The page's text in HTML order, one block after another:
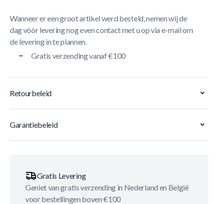
Wanneer er een groot artikel werd besteld, nemen wij de
dag vóór levering nog even contact met u op via e-mail om
de levering in te plannen.
Gratis verzending vanaf €100
Retourbeleid
Garantiebeleid
Gratis Levering
Geniet van gratis verzending in Nederland en België
voor bestellingen boven €100